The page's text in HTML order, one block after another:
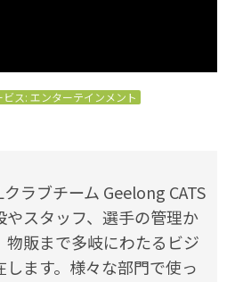
ビス: エンターテインメント
ラブチーム Geelong CATS
やスタッフ、選手の管理か
物販まで多岐にわたるビジ
ます。様々な部門で使っ